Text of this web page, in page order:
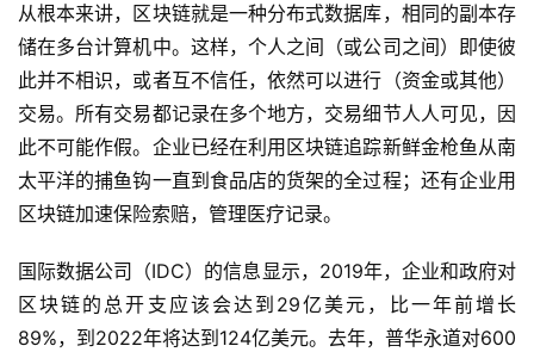
从根本来讲，区块链就是一种分布式数据库，相同的副本存
储在多台计算机中。这样，个人之间（或公司之间）即使彼
此并不相识，或者互不信任，依然可以进行（资金或其他）
交易。所有交易都记录在多个地方，交易细节人人可见，因
此不可能作假。企业已经在利用区块链追踪新鲜金枪鱼从南
太平洋的捕鱼钩一直到食品店的货架的全过程；还有企业用
区块链加速保险索赔，管理医疗记录。
国际数据公司（IDC）的信息显示，2019年，企业和政府对
区块链的总开支应该会达到29亿美元，比一年前增长
89%，到2022年将达到124亿美元。去年，普华永道对600